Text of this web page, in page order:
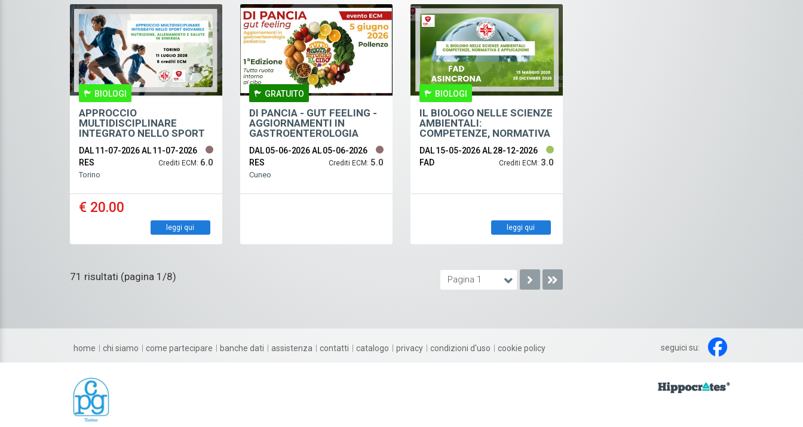
BIOLOGI
APPROCCIO
MULTIDISCIPLINARE
INTEGRATO NELLO SPORT
ALLENAMENTO E SALUTE
IN SINERGIA
DAL 11-07-2026AL 11-07-2026
RES
Crediti ECM: 6.0
Torino
€ 20.00
leggi qui
GRATUITO
DI PANCIA - GUT FEELING -
AGGIORNAMENTI IN
GASTROENTEROLOGIA
DAL 05-06-2026AL 05-06-2026
RES
Crediti ECM: 5.0
Cuneo
BIOLOGI
IL BIOLOGO NELLE SCIENZE
AMBIENTALI:
COMPETENZE, NORMATIVA
DAL 15-05-2026AL 28-12-2026
FAD
Crediti ECM: 3.0
leggi qui
Pagina 1
71 risultati (pagina 1/8)
seguici su:
home chi siamo come partecipare banche dati assistenza contatti catalogo privacy condizioni d'uso cookie policy